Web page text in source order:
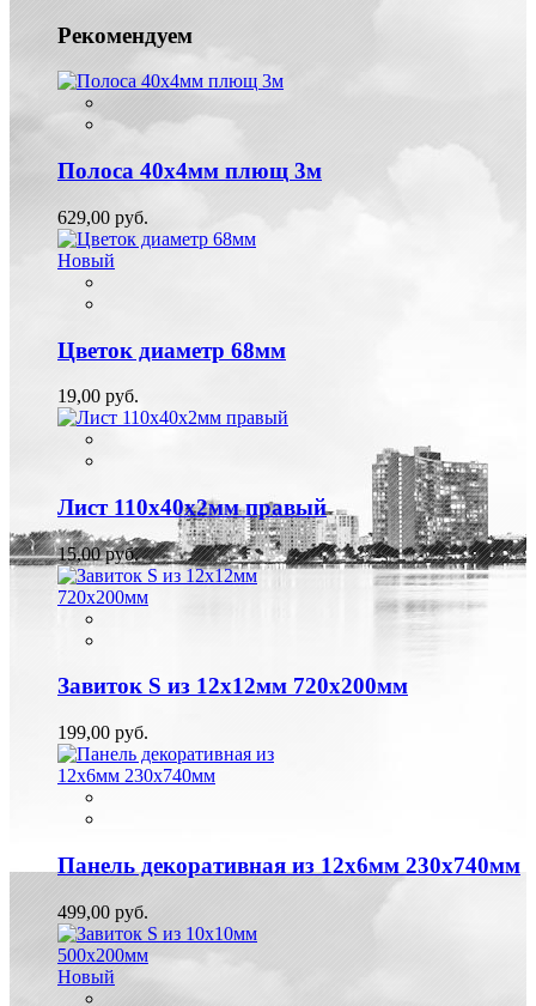
Рекомендуем
Полоса 40х4мм плющ 3м
629,00 руб.
Новый
Цветок диаметр 68мм
19,00 руб.
Лист 110х40х2мм правый
15,00 руб.
Завиток S из 12х12мм 720х200мм
199,00 руб.
Панель декоративная из 12х6мм 230х740мм
499,00 руб.
Новый